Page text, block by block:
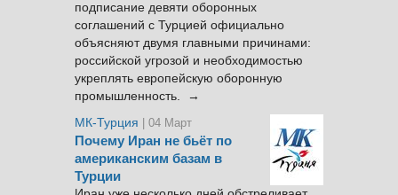
подписание девяти оборонных
соглашений с Турцией официально
объясняют двумя главными причинами:
российской угрозой и необходимостью
укреплять европейскую оборонную
промышленность. →
МК-Турция
| 04 Март
Почему Иран не бьёт по
американским базам в
Турции